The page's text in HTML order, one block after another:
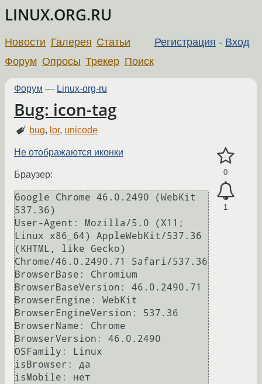
LINUX.ORG.RU
Регистрация - Вход
Новости Галерея Статьи
Форум Опросы Трекер Поиск
Форум — Linux-org-ru
Bug: icon-tag
bug, lor, unicode
0
1
Не отображаются иконки
Браузер:
Google Chrome 46.0.2490 (WebKit
537.36)
User-Agent: Mozilla/5.0 (X11;
Linux x86_64) AppleWebKit/537.36
(KHTML, like Gecko)
Chrome/46.0.2490.71 Safari/537.36
BrowserBase: Chromium
BrowserBaseVersion: 46.0.2490.71
BrowserEngine: WebKit
BrowserEngineVersion: 537.36
BrowserName: Chrome
BrowserVersion: 46.0.2490
OSFamily: Linux
isBrowser: да
isMobile: нет